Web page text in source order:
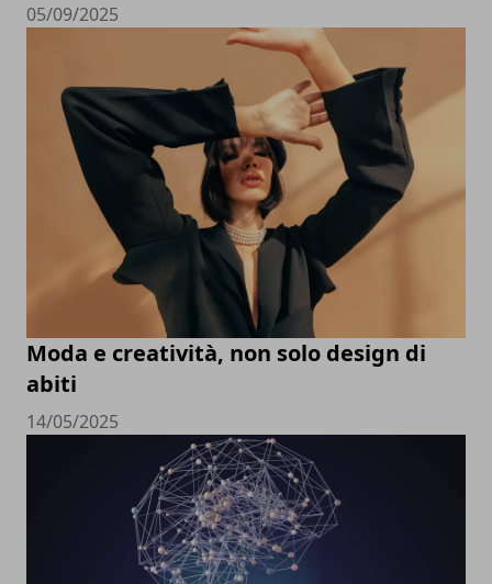
05/09/2025
Moda e creatività, non solo design di
abiti
14/05/2025